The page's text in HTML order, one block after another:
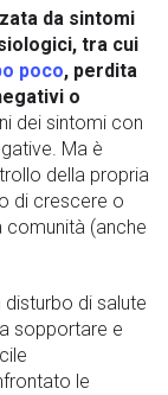
da sintomi
tra cui
poco, perdita
o
dei sintomi con
Ma è
della propria
di crescere o
comunità (anche
di salute
sopportare e
le